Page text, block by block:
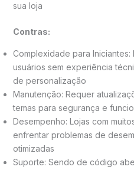
sua loja
Contras:
Complexidade para
usuários sem experiência
de personalização
Manutenção: Requer
temas para segurança e
Desempenho: Lojas com
enfrentar problemas de
otimizadas
Suporte: Sendo de código